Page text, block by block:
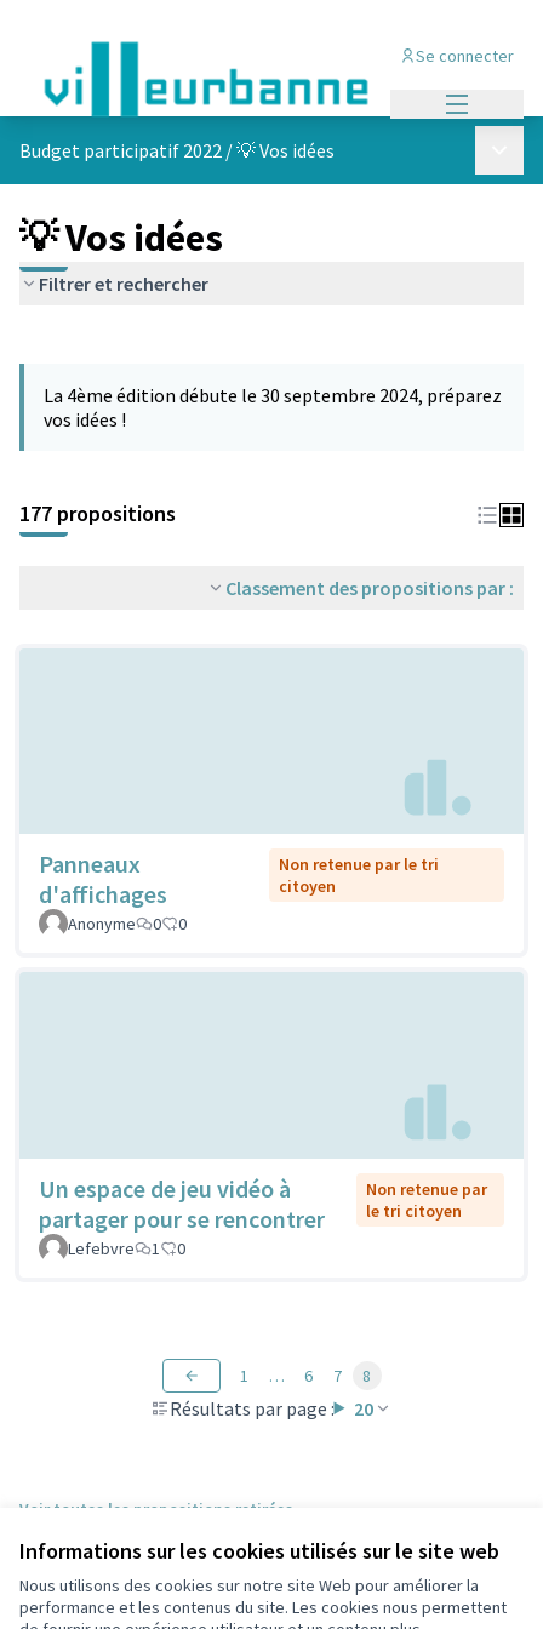
Informations sur les cookies utilisés sur le site web
Nous utilisons des cookies sur notre site Web pour améliorer la
performance et les contenus du site. Les cookies nous permettent
Se connecter
Budget participatif 2022 /💡 Vos idées
💡 Vos idées
Filtrer et rechercher
−
La 4ème édition débute le 30 septembre 2024, préparez
vos idées !
177 propositions
Classement des propositions par :
Panneaux
d'affichages
Non retenue par le tri
citoyen
Anonyme
0 0
Un espace de jeu vidéo à
partager pour se rencontrer
Non retenue par
le tri citoyen
Lefebvre
1 0
Résultats par page : 20
1 … 6 7 8
Voir toutes les propositions retirées
Conditions d'utilisation
Paramètres des cookies